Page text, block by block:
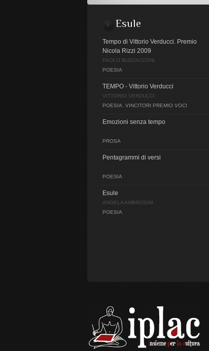
Esule
Tempo di Vittorio Verducci. Premio
Nicola Rizzi 2009
PAOLO BUZZACCONI
POESIA
TEMPO - Vittorio Verducci
VITTORIO VERDUCCI
POESIA
VINCITORI PREMIO VOCI
Emozioni senza tempo
PROSA
Pentagrammi di versi
POESIA
Esule
ANGELA AMBROSINI
POESIA